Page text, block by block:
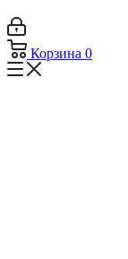
Корзина 0